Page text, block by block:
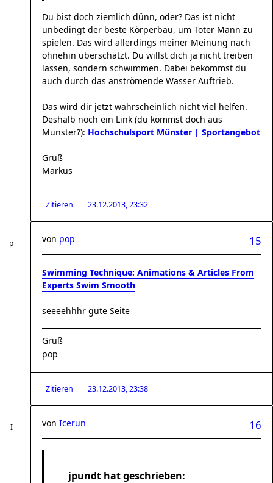
Du bist doch ziemlich dünn, oder? Das ist nicht
unbedingt der beste Körperbau, um Toter Mann zu
spielen. Das wird allerdings meiner Meinung nach
ohnehin überschätzt. Du willst dich ja nicht treiben
lassen, sondern schwimmen. Dabei bekommst du
auch durch das anströmende Wasser Auftrieb.
Das wird dir jetzt wahrscheinlich nicht viel helfen.
Deshalb noch ein Link (du kommst doch aus
Münster?): Hochschulsport Münster | Sportangebot
Gruß
Markus
Zitieren 23.12.2013, 23:32
15
von pop
Swimming Technique: Animations & Articles From
Experts Swim Smooth
seeeehhhr gute Seite
Gruß
pop
Zitieren 23.12.2013, 23:38
16
von Icerun
jpundt hat geschrieben: